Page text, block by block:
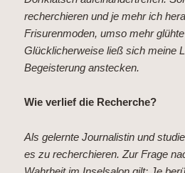
recherchieren und je mehr ich
Frisurenmoden, umso mehr
Glücklicherweise ließ sich meine
Begeisterung anstecken.
Wie verlief die Recherche?
Als gelernte Journalistin und
es zu recherchieren. Zur Frage